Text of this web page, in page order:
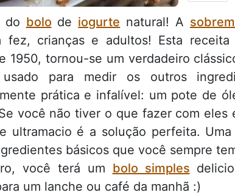
do bolo de iogurte natural! A
fez, crianças e adultos! Esta receita
1950, tornou-se um verdadeiro
para medir os outros
prática e infalível: um pote de
você não tiver o que fazer com eles
ultramacio é a solução perfeita.
básicos que você sempre
você terá um bolo simples
um lanche ou café da manhã :)